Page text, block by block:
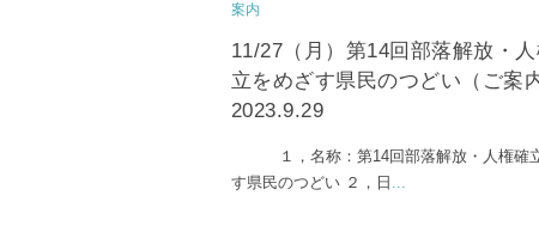
案内
11/27（月）第14回部落解放・
立をめざす県民のつどい（ご案内
2023.9.29
１，名称：第14回部落解放・人権確
す県民のつどい ２，日 ...